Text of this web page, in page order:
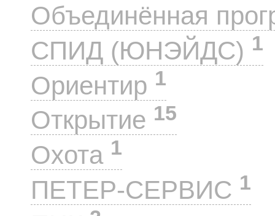
Объединённая
СПИД (ЮНЭЙДС) 1
Ориентир 1
Открытие 15
Охота 1
ПЕТЕР-СЕРВИС 1